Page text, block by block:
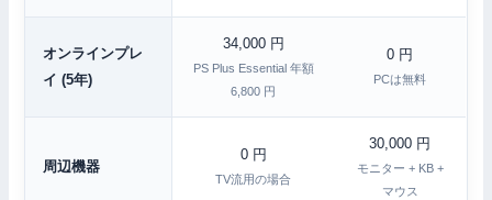
オンラインプレ
イ (5年)
34,000 円
PS Plus Essential 年額
6,800 円
0 円
PCは無料
周辺機器
0 円
TV流用の場合
30,000 円
モニター + KB +
マウス